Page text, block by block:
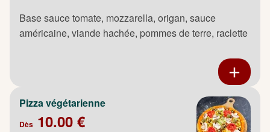
Base sauce tomate, mozzarella, origan, sauce
américaine, viande hachée, pommes de terre, raclette
Pizza végétarienne
Dès 10.00 €